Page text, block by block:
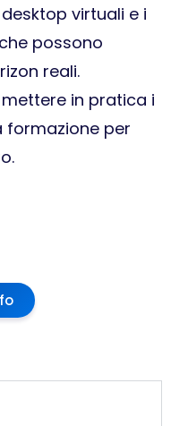
virtuali e i
possono
reali.
in pratica i
per